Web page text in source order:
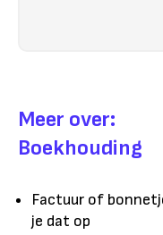
Meer over:
Boekhouding
Factuur of
je dat op